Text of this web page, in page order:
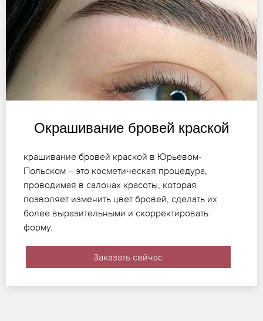
Окрашивание бровей краской
крашивание бровей краской в Юрьевом-
Польском – это косметическая процедура,
проводимая в салонах красоты, которая
позволяет изменить цвет бровей, сделать их
более выразительными и скорректировать
форму.
Заказать сейчас